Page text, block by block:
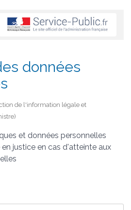
données
de l'information légale et
et données personnelles
justice en cas d'atteinte aux